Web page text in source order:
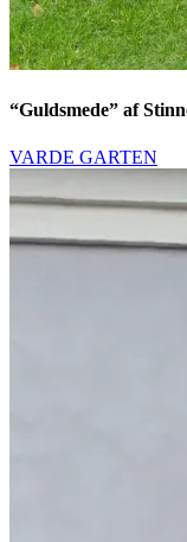
“Guldsmede” af
VARDE GARTEN